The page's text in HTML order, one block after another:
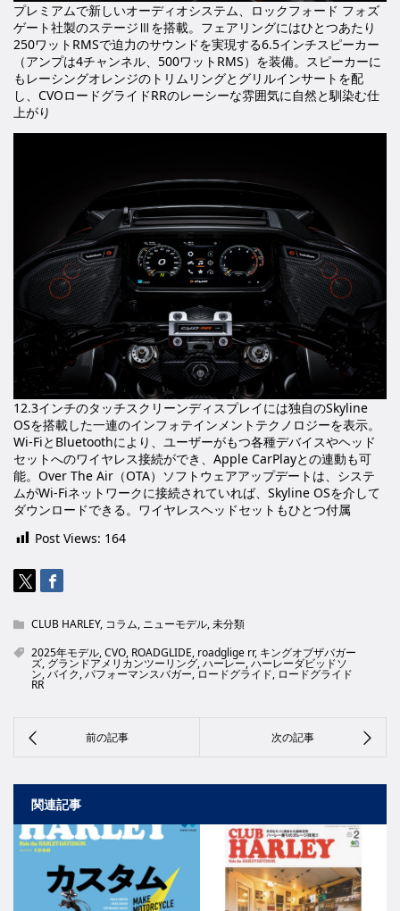
プレミアムで新しいオーディオシステム、ロックフォード フォズ
ゲート社製のステージⅢを搭載。フェアリングにはひとつあたり
250ワットRMSで迫力のサウンドを実現する6.5インチスピーカー
（アンプは4チャンネル、500ワットRMS）を装備。スピーカーに
もレーシングオレンジのトリムリングとグリルインサートを配
し、CVOロードグライドRRのレーシーな雰囲気に自然と馴染む仕
上がり
12.3インチのタッチスクリーンディスプレイには独自のSkyline
OSを搭載した一連のインフォテインメントテクノロジーを表示。
Wi-FiとBluetoothにより、ユーザーがもつ各種デバイスやヘッド
セットへのワイヤレス接続ができ、Apple CarPlayとの連動も可
能。Over The Air（OTA）ソフトウェアアップデートは、システ
ムがWi-Fiネットワークに接続されていれば、Skyline OSを介して
ダウンロードできる。ワイヤレスヘッドセットもひとつ付属
Post Views: 164
CLUB HARLEY, コラム, ニューモデル,未分類
2025年モデル,CVO, ROADGLIDE, roadglige rr, キングオブザバガー
ズ, グランドアメリカンツーリング,ハーレー,ハーレーダビッドソ
ン,バイク,パフォーマンスバガー,ロードグライド, ロードグライド
RR
関連記事